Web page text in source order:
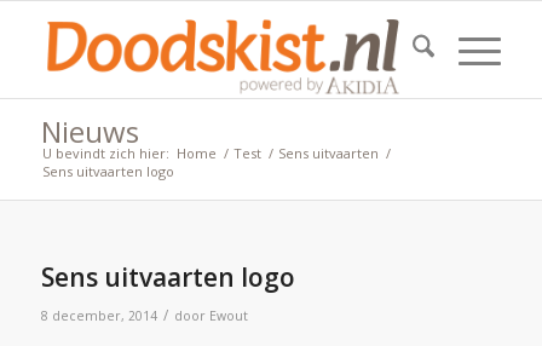
Nieuws
U bevindt zich hier: Home / Test / Sens uitvaarten /
Sens uitvaarten logo
Sens uitvaarten logo
8 december, 2014 / door Ewout